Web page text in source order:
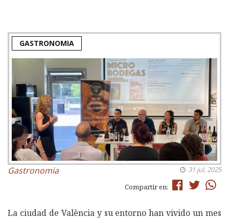
GASTRONOMIA
Gastronomia
31 jul, 2025
Compartir en:
La ciudad de València y su entorno han vivido un mes